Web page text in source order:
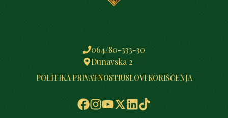
064/80-333-30
Dunavska 2
POLITIKA PRIVATNOSTIUSLOVI KORIŠĆENJA